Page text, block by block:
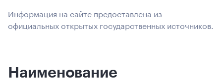
Информация на сайте предоставлена из
официальных открытых государственных источников.
Наименование